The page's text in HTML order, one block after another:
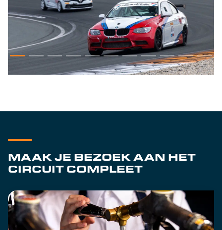
MAAK JE BEZOEK AAN HET
CIRCUIT COMPLEET